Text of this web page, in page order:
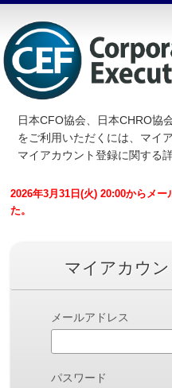
日本CFO協会、日本CHRO協
をご利用いただくには、マイ
マイアカウント登録に関する
2026年3月31日(火) 20:00からメ
た。
マイアカウ
メールアドレス
パスワード